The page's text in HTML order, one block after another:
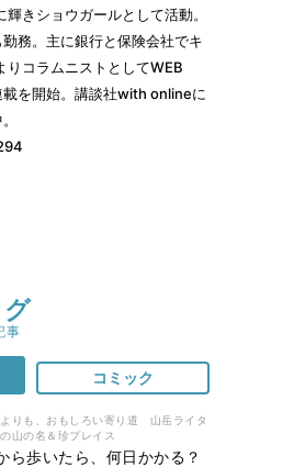
きショウガールとして活動。
務。主に銀行と保険会社でキ
りコラムニストとしてWEB
を開始。講談社with onlineに
事
コミック
りも、おもしろい寄り道 山岳ライタ
山の名＆珍プレイス
ら歩いたら、何日かかる？